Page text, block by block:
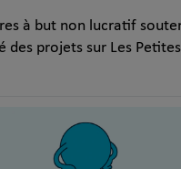
à but non lucratif
projets sur Les